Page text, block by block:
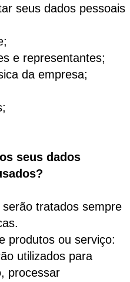
seus dados pessoais
e representantes;
da empresa;
seus dados
tratados sempre
produtos ou serviço:
utilizados para
processar